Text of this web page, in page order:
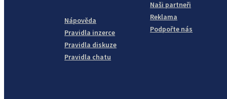
Nápověda
Pravidla inzerce
Pravidla diskuze
Pravidla chatu
Naši partneři
Reklama
Podpořte nás